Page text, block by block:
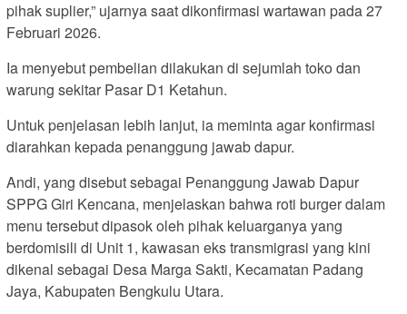
pihak suplier,” ujarnya saat dikonfirmasi wartawan pada 27
Februari 2026.
Ia menyebut pembelian dilakukan di sejumlah toko dan
warung sekitar Pasar D1 Ketahun.
Untuk penjelasan lebih lanjut, ia meminta agar konfirmasi
diarahkan kepada penanggung jawab dapur.
Andi, yang disebut sebagai Penanggung Jawab Dapur
SPPG Giri Kencana, menjelaskan bahwa roti burger dalam
menu tersebut dipasok oleh pihak keluarganya yang
berdomisili di Unit 1, kawasan eks transmigrasi yang kini
dikenal sebagai Desa Marga Sakti, Kecamatan Padang
Jaya, Kabupaten Bengkulu Utara.